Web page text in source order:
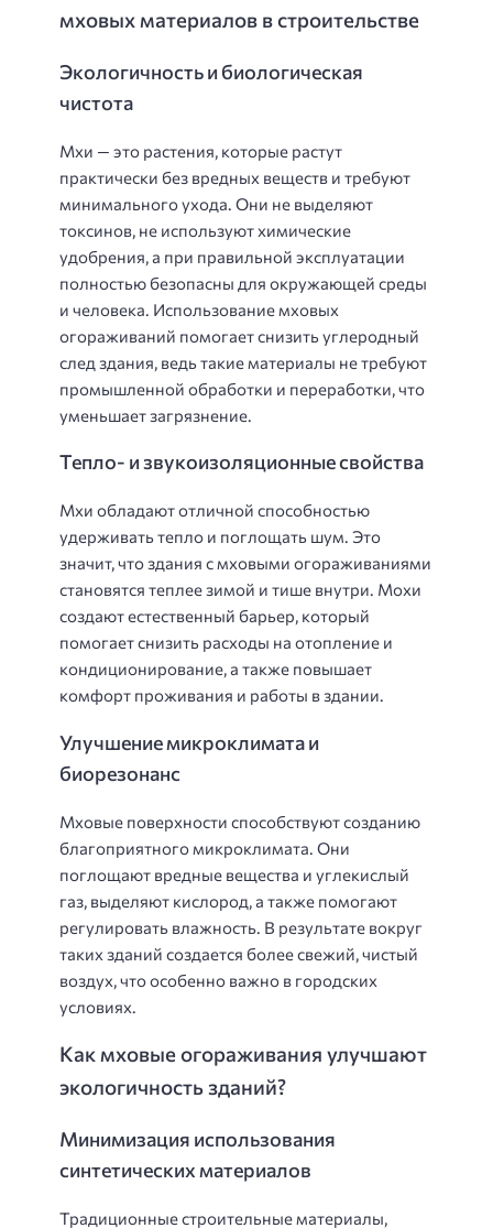
мховых материалов в строительстве
Экологичность и биологическая
чистота
Мхи — это растения, которые растут
практически без вредных веществ и требуют
минимального ухода. Они не выделяют
токсинов, не используют химические
удобрения, а при правильной эксплуатации
полностью безопасны для окружающей среды
и человека. Использование мховых
огораживаний помогает снизить углеродный
след здания, ведь такие материалы не требуют
промышленной обработки и переработки, что
уменьшает загрязнение.
Тепло- и звукоизоляционные свойства
Мхи обладают отличной способностью
удерживать тепло и поглощать шум. Это
значит, что здания с мховыми огораживаниями
становятся теплее зимой и тише внутри. Мохи
создают естественный барьер, который
помогает снизить расходы на отопление и
кондиционирование, а также повышает
комфорт проживания и работы в здании.
Улучшение микроклимата и
биорезонанс
Мховые поверхности способствуют созданию
благоприятного микроклимата. Они
поглощают вредные вещества и углекислый
газ, выделяют кислород, а также помогают
регулировать влажность. В результате вокруг
таких зданий создается более свежий, чистый
воздух, что особенно важно в городских
условиях.
Как мховые огораживания улучшают
экологичность зданий?
Минимизация использования
синтетических материалов
Традиционные строительные материалы,